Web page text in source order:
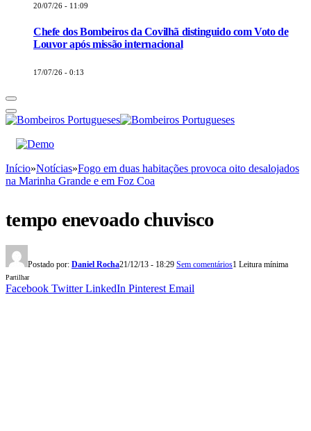
20/07/26 - 11:09
Chefe dos Bombeiros da Covilhã distinguido com Voto de
Louvor após missão internacional
17/07/26 - 0:13
Início»Notícias»Fogo em duas habitações provoca oito desalojados
na Marinha Grande e em Foz Coa
tempo enevoado chuvisco
Postado por: Daniel Rocha21/12/13 - 18:29 Sem comentários1 Leitura mínima
Partilhar
Facebook Twitter LinkedIn Pinterest Email